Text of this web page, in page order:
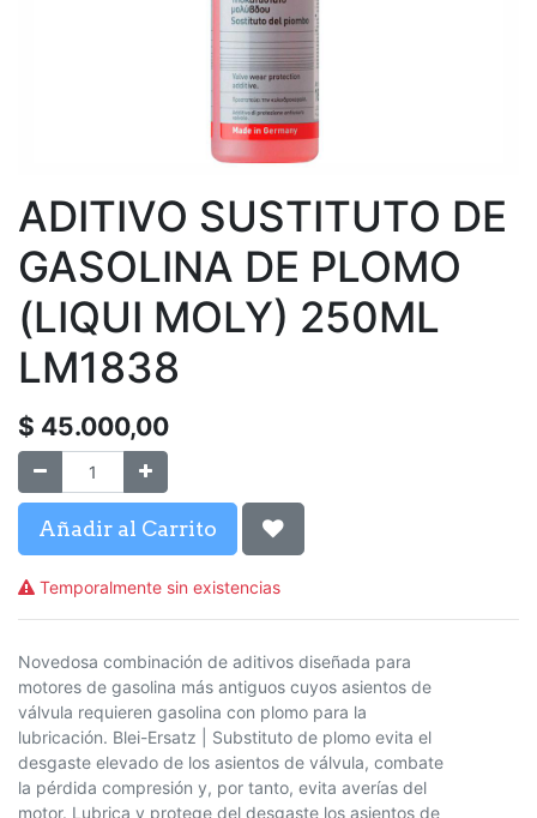
ADITIVO SUSTITUTO DE
GASOLINA DE PLOMO
(LIQUI MOLY) 250ML
LM1838
$ 45.000,00
Añadir al Carrito
Temporalmente sin existencias
Novedosa combinación de aditivos diseñada para
motores de gasolina más antiguos cuyos asientos de
válvula requieren gasolina con plomo para la
lubricación. Blei-Ersatz | Substituto de plomo evita el
desgaste elevado de los asientos de válvula, combate
la pérdida compresión y, por tanto, evita averías del
motor. Lubrica y protege del desgaste los asientos de